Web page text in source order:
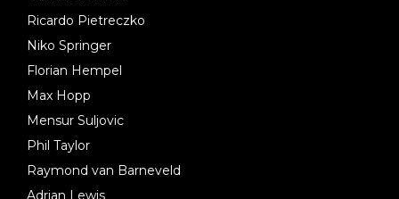
Ricardo Pietreczko
Niko Springer
Florian Hempel
Max Hopp
Mensur Suljovic
Phil Taylor
Raymond van Barneveld
Adrian Lewis